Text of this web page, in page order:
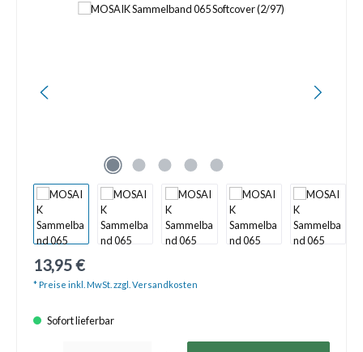
Bildergalerie überspringen
13,95 €
* Preise inkl. MwSt. zzgl. Versandkosten
Sofort lieferbar